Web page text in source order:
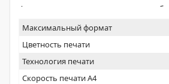
Аппарат укомплектован всем
конфигурации копир, сетевой
сканер, автоподатчик оригиналов
дуплекс. Подойдет для малых и
с месячным объёмом печати ч/б до
Максимальный формат
Цветность печати
Технология печати
Скорость печати А4